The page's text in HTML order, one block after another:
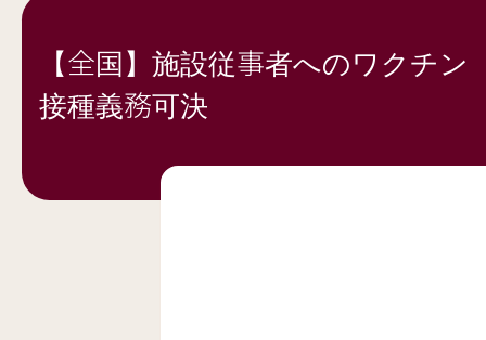
【全国】施設従事者へのワクチン
接種義務可決